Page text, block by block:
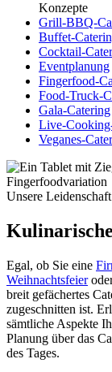
Konzepte
Grill-BBQ-
Buffet-
Cocktail-
Eventplanung
Fingerfood-
Food-Truck-
Gala-Catering
Live-
Veganes-
Unsere Leidenschaft
Egal, ob Sie eine
Weihnachtsfeier
breit gefächertes
zugeschnitten ist.
sämtliche Aspekte
Planung über das
des Tages.